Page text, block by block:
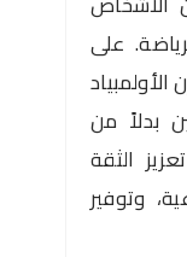
على
بدلاً من
الثقة
وتوفير